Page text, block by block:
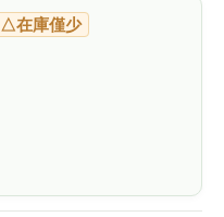
△在庫僅少